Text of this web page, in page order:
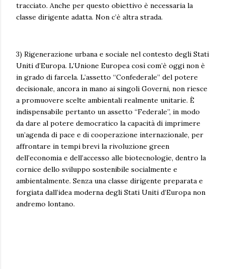
tracciato. Anche per questo obiettivo è necessaria la
classe dirigente adatta. Non c’è altra strada.
3) Rigenerazione urbana e sociale nel contesto degli Stati
Uniti d’Europa. L’Unione Europea così com’è oggi non è
in grado di farcela. L’assetto “Confederale” del potere
decisionale, ancora in mano ai singoli Governi, non riesce
a promuovere scelte ambientali realmente unitarie. È
indispensabile pertanto un assetto “Federale”, in modo
da dare al potere democratico la capacità di imprimere
un’agenda di pace e di cooperazione internazionale, per
affrontare in tempi brevi la rivoluzione green
dell’economia e dell’accesso alle biotecnologie, dentro la
cornice dello sviluppo sostenibile socialmente e
ambientalmente. Senza una classe dirigente preparata e
forgiata dall’idea moderna degli Stati Uniti d’Europa non
andremo lontano.